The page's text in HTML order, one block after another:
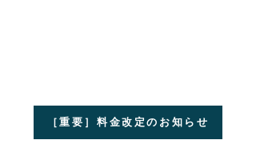
［重要］料金改定のお知らせ